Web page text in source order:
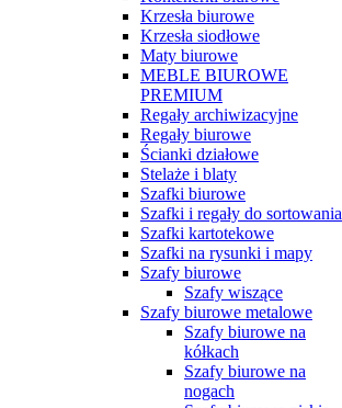
Krzesła biurowe
Krzesła siodłowe
Maty biurowe
MEBLE BIUROWE
PREMIUM
Regały archiwizacyjne
Regały biurowe
Ścianki działowe
Stelaże i blaty
Szafki biurowe
Szafki i regały do sortowania
Szafki kartotekowe
Szafki na rysunki i mapy
Szafy biurowe
Szafy wiszące
Szafy biurowe metalowe
Szafy biurowe na
kółkach
Szafy biurowe na
nogach